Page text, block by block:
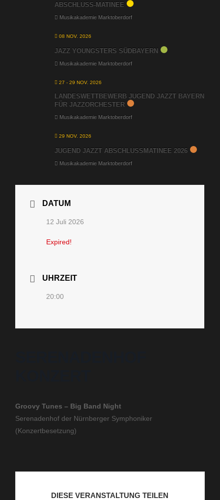
ABSCHLUSS-MATINEE
Musikakademie Marktoberdorf
08 NOV. 2026
JAZZ YOUNGSTERS SÜDBAYERN
Musikakademie Marktoberdorf
27 - 29 NOV. 2026
LANDESWETTBEWERB JUGEND JAZZT BAYERN
FÜR JAZZORCHESTER
Musikakademie Marktoberdorf
29 NOV. 2026
JUGEND JAZZT ABSCHLUSSMATINEE 2026
Musikakademie Marktoberdorf
DATUM
12 Juli 2026
Expired!
UHRZEIT
20:00
Groovy Tunes – Big Band Night
Serenadenhof der Nürnberger Symphoniker
(Konzertbesetzung)
DIESE VERANSTALTUNG TEILEN